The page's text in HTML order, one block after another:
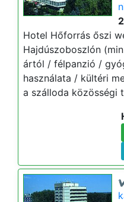
Hotel Hőforrás őszi
Hajdúszoboszlón
ártól / félpanzió /
használata / kültéri
a szálloda közösségi